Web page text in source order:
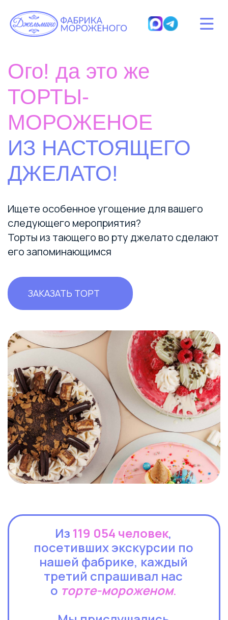
Ого! да это же
ТОРТЫ-
МОРОЖЕНОЕ
ИЗ НАСТОЯЩЕГО
ДЖЕЛАТО!
Ищете особенное угощение для вашего
следующего мероприятия?
Торты из тающего во рту джелато сделают
его запоминающимся
ЗАКАЗАТЬ ТОРТ
Из 119 054 человек,
посетивших экскурсии по
нашей фабрике, каждый
третий спрашивал нас
о торте-мороженом.